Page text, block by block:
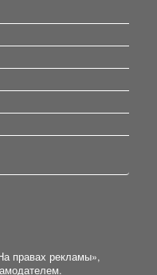
правах рекламы»,